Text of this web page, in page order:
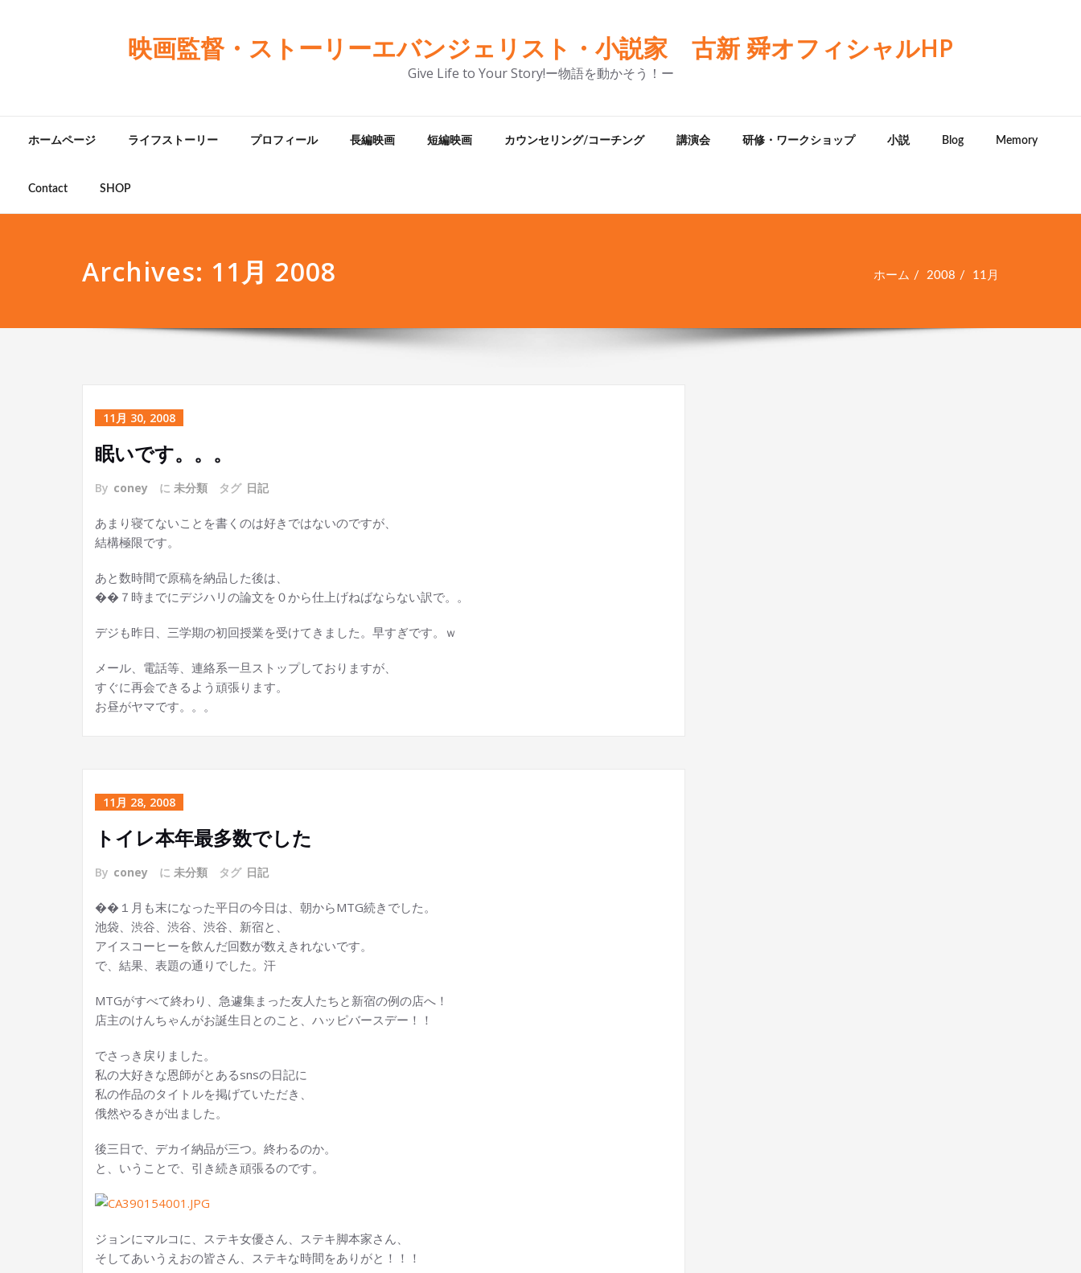
映画監督・ストーリーエバンジェリスト・小説家 古新 舜オフィシャルHP
Give Life to Your Story!ー物語を動かそう！ー
ホームページ ライフストーリー プロフィール 長編映画 短編映画 カウンセリング/コーチング 講演会 研修・ワークショップ 小説 Blog Memory
Contact SHOP
Archives: 11月 2008 ホーム 2008 11月
11月 30, 2008
眠いです。。。
By coney に 未分類 タグ 日記
あまり寝てないことを書くのは好きではないのですが、
結構極限です。
あと数時間で原稿を納品した後は、
��７時までにデジハリの論文を０から仕上げねばならない訳で。。
デジも昨日、三学期の初回授業を受けてきました。早すぎです。ｗ
メール、電話等、連絡系一旦ストップしておりますが、
すぐに再会できるよう頑張ります。
お昼がヤマです。。。
11月 28, 2008
トイレ本年最多数でした
By coney に 未分類 タグ 日記
��１月も末になった平日の今日は、朝からMTG続きでした。
池袋、渋谷、渋谷、渋谷、新宿と、
アイスコーヒーを飲んだ回数が数えきれないです。
で、結果、表題の通りでした。汗
MTGがすべて終わり、急遽集まった友人たちと新宿の例の店へ！
店主のけんちゃんがお誕生日とのこと、ハッピバースデー！！
でさっき戻りました。
私の大好きな恩師がとあるsnsの日記に
私の作品のタイトルを掲げていただき、
俄然やるきが出ました。
後三日で、デカイ納品が三つ。終わるのか。
と、いうことで、引き続き頑張るのです。
ジョンにマルコに、ステキ女優さん、ステキ脚本家さん、
そしてあいうえおの皆さん、ステキな時間をありがと！！！